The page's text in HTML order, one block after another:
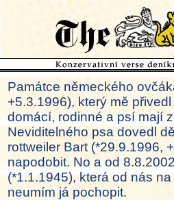
Památce německého
+5.3.1996), který mě
domácí, rodinné a psí mají
Neviditelného psa dovedl
rottweiler Bart (*29.9.1996,
napodobit. No a od
(*1.1.1945), která od nás
neumím já pochopit.